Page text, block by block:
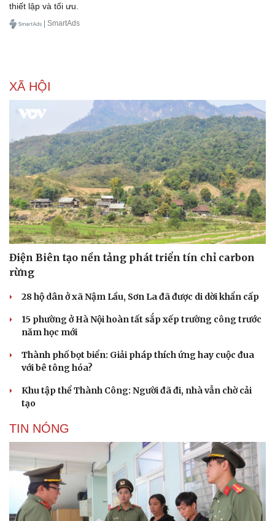
Sân khấu - Điện ảnh
Văn học
Âm nhạc
Di sản
Giải trí
Nghệ sĩ
Thời trang
Sao Việt
thiết lập và tối ưu.
| SmartAds
XÃ HỘI
Điện Biên tạo nền tảng phát triển tín chỉ carbon
rừng
28 hộ dân ở xã Nậm Lầu, Sơn La đã được di dời khẩn cấp
15 phường ở Hà Nội hoàn tất sắp xếp trường công trước
năm học mới
Thành phố bọt biển: Giải pháp thích ứng hay cuộc đua
với bê tông hóa?
Khu tập thể Thành Công: Người đã đi, nhà vẫn chờ cải
tạo
TIN NÓNG